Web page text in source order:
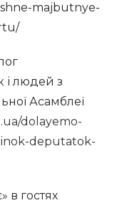
majbutnye-
і людей з
Асамблеї
dolayemo-
deputatok-
в гостях